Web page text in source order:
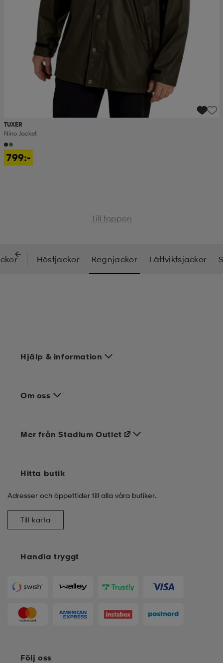
TUXER
Nino Jacket
799:-
Till toppen
Höstjackor Regnjackor Lättviktsjackor
Hjälp & information
Om oss
Handla tryggt
Mer från Stadium Outlet
Hitta butik
Adresser och öppettider till alla våra butiker.
Till karta
Följ oss